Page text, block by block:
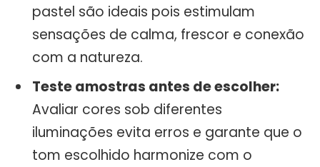
pastel são ideais pois estimulam
sensações de calma, frescor e conexão
com a natureza.
Teste amostras antes de escolher:
Avaliar cores sob diferentes
iluminações evita erros e garante que o
tom escolhido harmonize com o